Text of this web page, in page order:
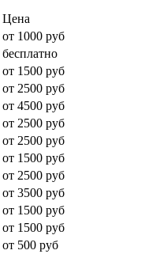
Цена
от 1000 руб
бесплатно
от 1500 руб
от 2500 руб
от 4500 руб
от 2500 руб
от 2500 руб
от 1500 руб
от 2500 руб
от 3500 руб
от 1500 руб
от 1500 руб
от 500 руб